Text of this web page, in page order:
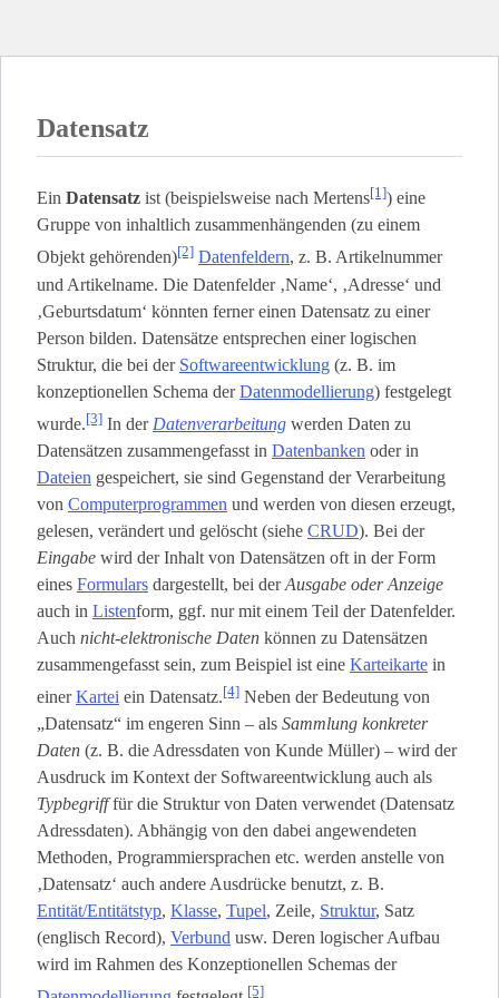
Datensatz
Ein Datensatz ist (beispielsweise nach Mertens[1]) eine
Gruppe von inhaltlich zusammenhängenden (zu einem
Objekt gehörenden)[2] Datenfeldern, z. B. Artikelnummer
und Artikelname. Die Datenfelder ‚Name‘, ‚Adresse‘ und
‚Geburtsdatum‘ könnten ferner einen Datensatz zu einer
Person bilden. Datensätze entsprechen einer logischen
Struktur, die bei der Softwareentwicklung (z. B. im
konzeptionellen Schema derDatenmodellierung) festgelegt
wurde.[3] In der Datenverarbeitung werden Daten zu
Datensätzen zusammengefasst in Datenbanken oder in
Dateien gespeichert, sie sind Gegenstand der Verarbeitung
von Computerprogrammen und werden von diesen erzeugt,
gelesen, verändert und gelöscht (siehe CRUD). Bei der
Eingabe wird der Inhalt von Datensätzen oft in der Form
eines Formulars dargestellt, bei derAusgabe oder Anzeige
auch in Listen­form, ggf. nur mit einem Teil der Datenfelder.
Auch nicht-elektronische Daten können zu Datensätzen
zusammengefasst sein, zum Beispiel ist eine Karteikarte in
einerKartei ein Datensatz.[4] Neben der Bedeutung von
„Datensatz“ im engeren Sinn – als Sammlung konkreter
Daten (z. B. die Adressdaten von Kunde Müller) – wird der
Ausdruck im Kontext der Softwareentwicklung auch als
Typbegrifffür die Struktur von Daten verwendet (Datensatz
Adressdaten). Abhängig von den dabei angewendeten
Methoden, Programmiersprachen etc. werden anstelle von
‚Datensatz‘ auch andere Ausdrücke benutzt, z. B.
Entität/Entitätstyp, Klasse, Tupel, Zeile, Struktur, Satz
(englisch Record), Verbund usw. Deren logischer Aufbau
wird im Rahmen des Konzeptionellen Schemas der
[5]